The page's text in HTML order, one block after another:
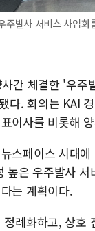
발사 서비스 사업
간 체결한 '우
다. 회의는 KAI
이사를 비롯해
스페이스 시대
높은 우주발사
는 계획이다.
례화하고, 상